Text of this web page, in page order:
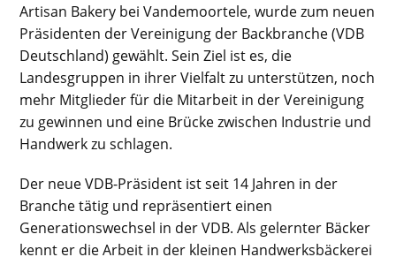
Artisan Bakery bei Vandemoortele, wurde zum neuen
Präsidenten der Vereinigung der Backbranche (VDB
Deutschland) gewählt. Sein Ziel ist es, die
Landesgruppen in ihrer Vielfalt zu unterstützen, noch
mehr Mitglieder für die Mitarbeit in der Vereinigung
zu gewinnen und eine Brücke zwischen Industrie und
Handwerk zu schlagen.
Der neue VDB-Präsident ist seit 14 Jahren in der
Branche tätig und repräsentiert einen
Generationswechsel in der VDB. Als gelernter Bäcker
kennt er die Arbeit in der kleinen Handwerksbäckerei